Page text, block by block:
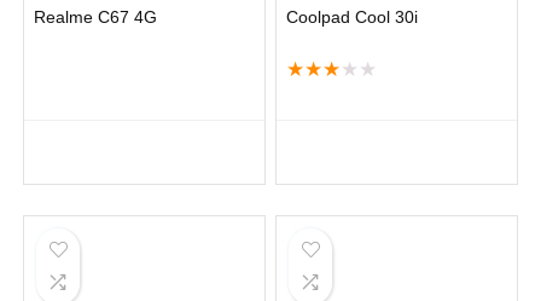
Realme C67 4G Coolpad Cool 30i
★★★ ★ ★